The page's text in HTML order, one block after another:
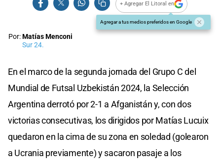
+ Agregar El Litoral en
Agregar a tus medios preferidos en Google
Por:Matías Menconi
Sur 24.
En el marco de la segunda jornada del Grupo C del
Mundial de Futsal Uzbekistán 2024, la Selección
Argentina derrotó por 2-1 a Afganistán y, con dos
victorias consecutivas, los dirigidos por Matías Lucuix
quedaron en la cima de su zona en soledad (golearon
a Ucrania previamente) y sacaron pasaje a los